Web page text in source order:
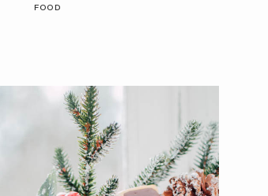
FOOD
SERVICES
A PROPOS